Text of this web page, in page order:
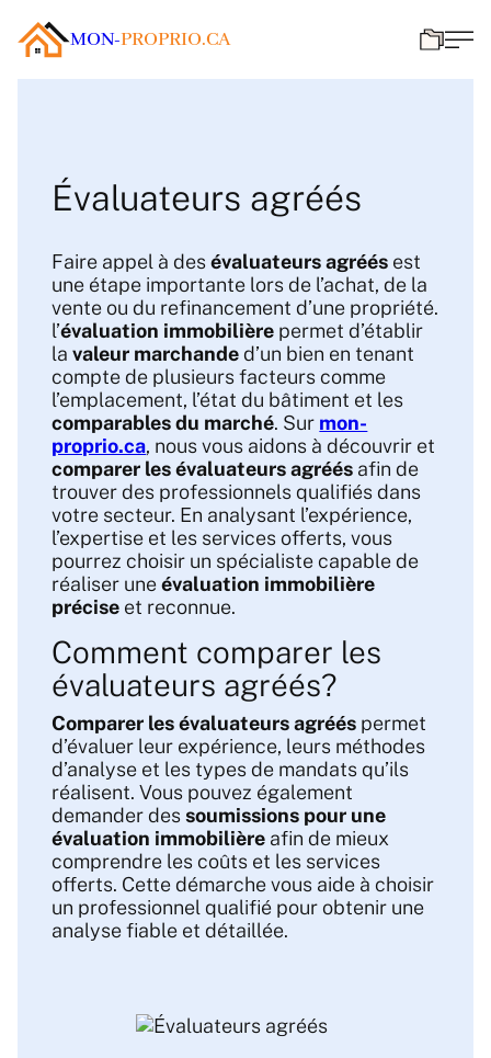
MON-PROPRIO.CA
Évaluateurs agréés
Faire appel à desévaluateurs agréés est
une étape importante lors de l’achat, de la
vente ou du refinancement d’une propriété.
l’évaluation immobilière permet d’établir
lavaleur marchanded’un bien en tenant
compte de plusieurs facteurs comme
l’emplacement, l’état du bâtiment et les
comparables du marché. Sur mon-
proprio.ca, nous vous aidons à découvrir et
comparer les évaluateurs agréés afin de
trouver des professionnels qualifiés dans
votre secteur. En analysant l’expérience,
l’expertise et les services offerts, vous
pourrez choisir un spécialiste capable de
réaliser uneévaluation immobilière
précise et reconnue.
Comment comparer les
évaluateurs agréés?
Comparer les évaluateurs agréés permet
d’évaluer leur expérience, leurs méthodes
d’analyse et les types de mandats qu’ils
réalisent. Vous pouvez également
demander dessoumissions pour une
évaluation immobilière afin de mieux
comprendre les coûts et les services
offerts. Cette démarche vous aide à choisir
un professionnel qualifié pour obtenir une
analyse fiable et détaillée.